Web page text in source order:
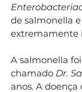
de salmonella
extremamente
A salmonella
chamado Dr.
anos. A doença